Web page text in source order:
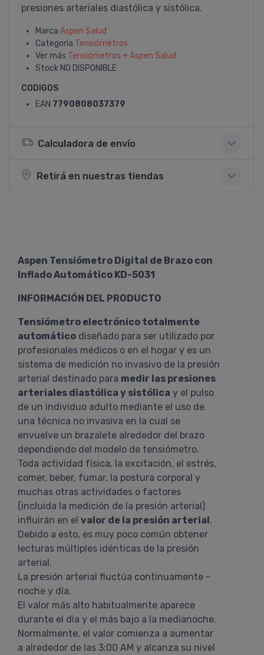
presiones arteriales diastólica y sistólica.
Marca Aspen Salud
Categoría Tensiómetros
Ver más Tensiómetros + Aspen Salud
Stock NO DISPONIBLE
CODIGOS
EAN 7790808037379
Calculadora de envío
Retirá en nuestras tiendas
Aspen Tensiómetro Digital de Brazo con
Inflado Automático KD-5031
INFORMACIÓN DEL PRODUCTO
Tensiómetro electrónico totalmente
automático diseñado para ser utilizado por
profesionales médicos o en el hogar y es un
sistema de medición no invasivo de la presión
arterial destinado para medir las presiones
arteriales diastólica y sistólica y el pulso
de un individuo adulto mediante el uso de
una técnica no invasiva en la cual se
envuelve un brazalete alrededor del brazo
dependiendo del modelo de tensiómetro.
Toda actividad física, la excitación, el estrés,
comer, beber, fumar, la postura corporal y
muchas otras actividades o factores
(incluida la medición de la presión arterial)
influirán en el valor de la presión arterial.
Debido a esto, es muy poco común obtener
lecturas múltiples idénticas de la presión
arterial.
La presión arterial fluctúa continuamente -
noche y día.
El valor más alto habitualmente aparece
durante el día y el más bajo a la medianoche.
Normalmente, el valor comienza a aumentar
a alrededor de las 3:00 AM y alcanza su nivel